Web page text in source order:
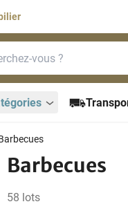
Barbecues
58 lots